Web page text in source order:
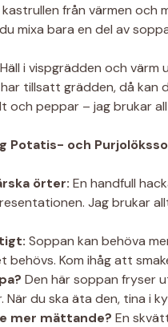
kastrullen från värmen och
mixa bara en del av
Häll i vispgrädden och värm
tillsatt grädden, då kan
och peppar – jag brukar
Potatis- och
örter: En handfull
Jag brukar
Soppan kan behöva
behövs. Kom ihåg att
Den här soppan fryser
När du ska äta den, tina i
mer mättande? En